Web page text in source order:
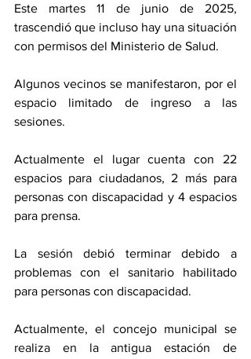
Este martes 11 de junio de 2025,
trascendió que incluso hay una situación
con permisos del Ministerio de Salud.
Algunos vecinos se manifestaron, por el
espacio limitado de ingreso a las
sesiones.
Actualmente el lugar cuenta con 22
espacios para ciudadanos, 2 más para
personas con discapacidad y 4 espacios
para prensa.
La sesión debió terminar debido a
problemas con el sanitario habilitado
para personas con discapacidad.
Actualmente, el concejo municipal se
realiza en la antigua estación de